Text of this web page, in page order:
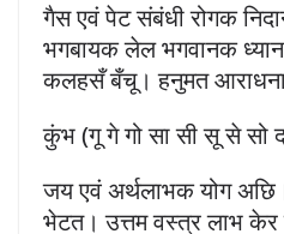
गैस एवं पेट संबंधी रोगक
भगबायक लेल भगवानक
कलहसँ बँचू। हनुमत आराधना
कुंभ (गू गे गो सा सी सू से सो
जय एवं अर्थलाभक योग
भेटत। उत्तम वस्त्र लाभ